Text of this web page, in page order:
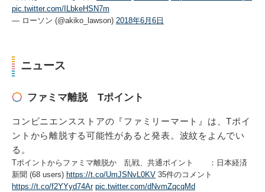
pic.twitter.com/ILbkeHSN7m
— ローソン (@akiko_lawson) 2018年6月6日
ニュース
ファミマ離脱 Tポイント
コンビニエンスストアの『ファミリーマート』は、Tポイ
ントから離脱する可能性があると発表。波紋をよんでい
る。
Tポイントからファミマ離脱か 乱戦、共通ポイント ：日本経済
新聞 (68 users) https://t.co/UmJSNvL0KV 35件のコメント
https://t.co/f2YYyd74Ar pic.twitter.com/dNvmZqcqMd